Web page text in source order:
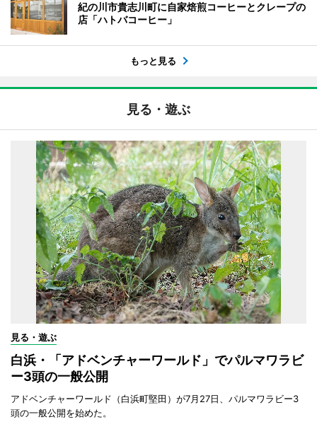
紀の川市貴志川町に自家焙煎コーヒーとクレープの
店「ハトバコーヒー」
もっと見る
見る・遊ぶ
見る・遊ぶ
白浜・「アドベンチャーワールド」でパルマワラビ
ー3頭の一般公開
アドベンチャーワールド（白浜町堅田）が7月27日、パルマワラビー3
頭の一般公開を始めた。